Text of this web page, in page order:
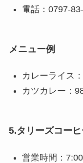
電話：0797-
メニュー例
カレーライス
カツカレー：
5.タリーズコーヒ
営業時間：